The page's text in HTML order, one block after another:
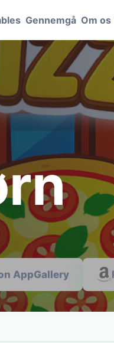
Gennemgå Om os
AppGallery